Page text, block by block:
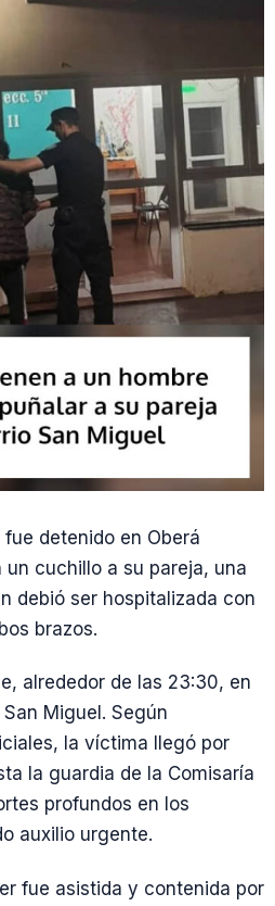
detenido en Oberá
cuchillo a su pareja, una
debió ser hospitalizada con
brazos.
alrededor de las 23:30, en
Miguel. Según
la víctima llegó por
la guardia de la Comisaría
profundos en los
auxilio urgente.
fue asistida y contenida por